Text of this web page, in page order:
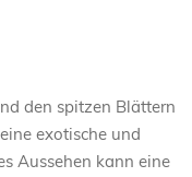
den spitzen Blättern
exotische und
Aussehen kann eine